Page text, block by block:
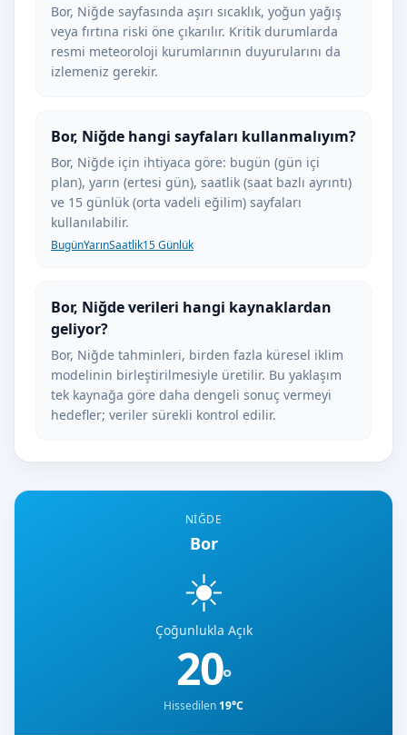
NIĞDE
Bor
☀️
Çoğunlukla Açık
20°
Hissedilen 19°C
Bor, Niğde sayfasında aşırı sıcaklık, yoğun yağış
veya fırtına riski öne çıkarılır. Kritik durumlarda
resmi meteoroloji kurumlarının duyurularını da
izlemeniz gerekir.
Bor, Niğde hangi sayfaları kullanmalıyım?
Bor, Niğde için ihtiyaca göre: bugün (gün içi
plan), yarın (ertesi gün), saatlik (saat bazlı ayrıntı)
ve 15 günlük (orta vadeli eğilim) sayfaları
kullanılabilir.
BugünYarınSaatlik15 Günlük
Bor, Niğde verileri hangi kaynaklardan
geliyor?
Bor, Niğde tahminleri, birden fazla küresel iklim
modelinin birleştirilmesiyle üretilir. Bu yaklaşım
tek kaynağa göre daha dengeli sonuç vermeyi
hedefler; veriler sürekli kontrol edilir.